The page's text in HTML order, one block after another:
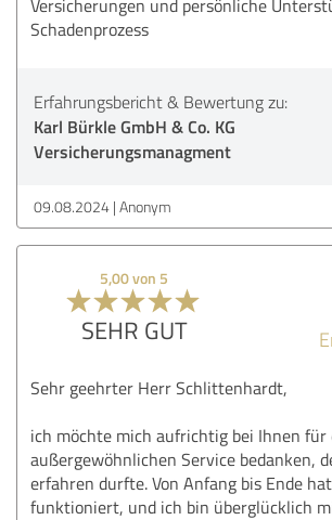
Versicherungen und persönliche
Schadenprozess
Erfahrungsbericht & Bewertung zu:
Karl Bürkle GmbH & Co. KG
Versicherungsmanagment
09.08.2024 Anonym
5,00 von 5
SEHR GUT
Sehr geehrter Herr Schlittenhardt,
ich möchte mich aufrichtig bei Ihnen für
außergewöhnlichen Service bedanken,
erfahren durfte. Von Anfang bis Ende
funktioniert, und ich bin überglücklich